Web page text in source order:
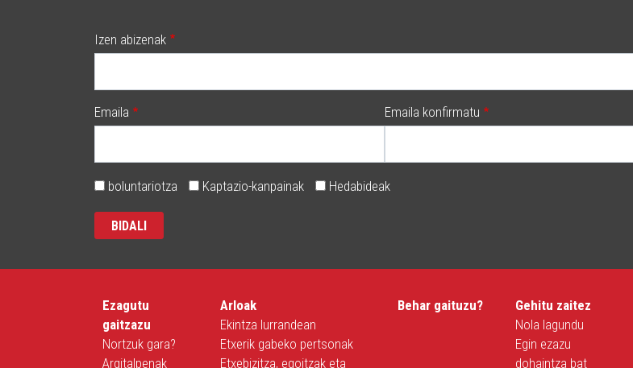
Izen abizenak
Emaila Emaila konfirmatu
boluntariotza Kaptazio-kanpainak Hedabideak
Ezagutu
gaitzazu
Nortzuk gara?
Argitalpenak
Arloak
Ekintza lurrandean
Etxerik gabeko pertsonak
Etxebizitza, egoitzak eta
Behar gaituzu?
Gehitu zaitez
Nola lagundu
Egin ezazu
dohaintza bat